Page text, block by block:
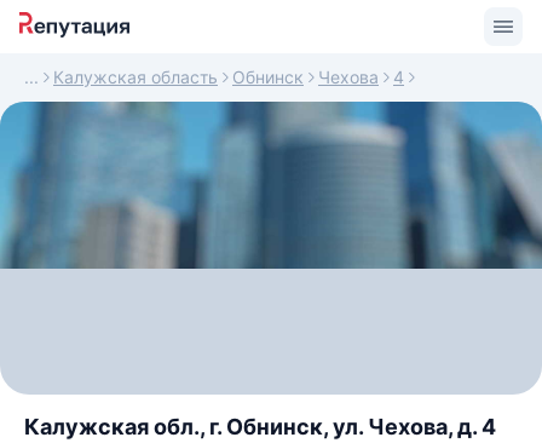
Калужская область Обнинск Чехова 4
Калужская обл., г. Обнинск, ул. Чехова, д. 4